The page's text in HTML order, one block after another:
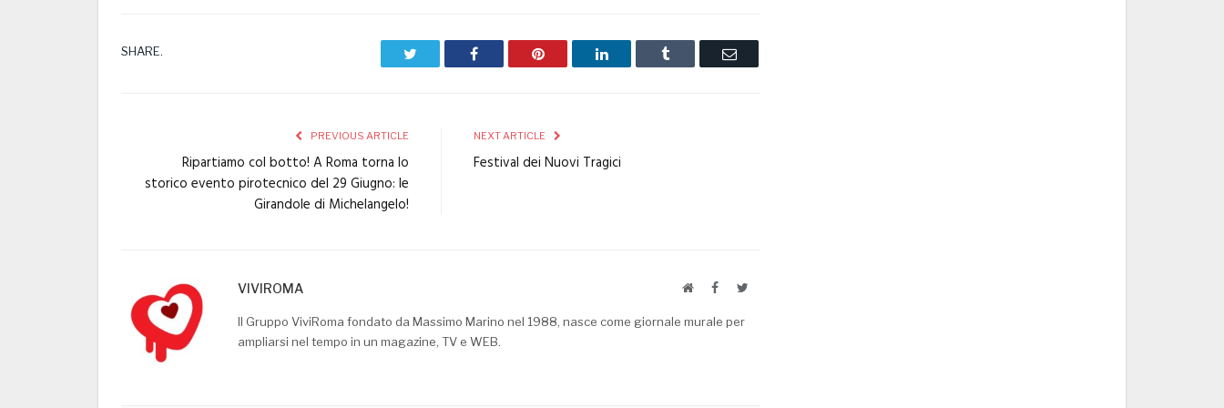
SHARE. Facebook Pinterest LinkedIn Tumblr Email
PREVIOUS ARTICLE
Ripartiamo col botto! A Roma torna lo
storico evento pirotecnico del 29 Giugno: le
Girandole di Michelangelo!
NEXT ARTICLE
Festival dei Nuovi Tragici
VIVIROMA WebsiteFacebookTwitter
Il Gruppo ViviRoma fondato da Massimo Marino nel 1988, nasce come giornale murale per
ampliarsi nel tempo in un magazine, TV e WEB.